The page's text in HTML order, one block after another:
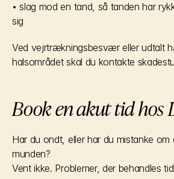
• slag mod en tand, så tanden har
sig
Ved vejrtrækningsbesvær eller udtalt
halsområdet skal du kontakte
Book en akut tid hos
Har du ondt, eller har du mistanke om
munden?
Vent ikke. Problemer, der behandles